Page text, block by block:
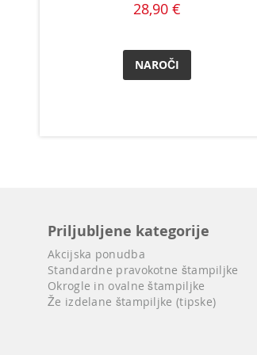
28,90 €
NAROČI
Priljubljene kategorije
Akcijska ponudba
Standardne pravokotne štampiljke
Okrogle in ovalne štampiljke
Že izdelane štampiljke (tipske)